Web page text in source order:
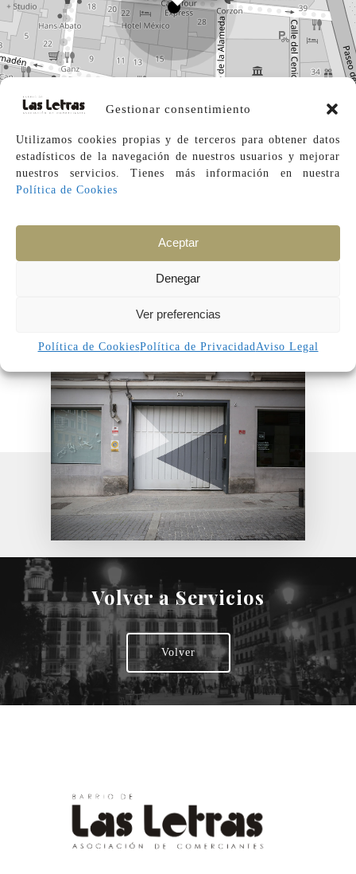
Gestionar consentimiento
Utilizamos cookies propias y de terceros para obtener datos
estadísticos de la navegación de nuestros usuarios y mejorar
nuestros servicios. Tienes más información en
nuestra
Política de Cookies
Aceptar
Denegar
Ver preferencias
Política de CookiesPolítica de Privacidad Aviso Legal
Leaflet
Hub Madrid
Volver a Servicios
Volver